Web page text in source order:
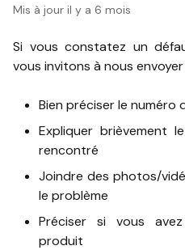
Mis à jour il y a 6 mois
Si vous constatez un
vous invitons à nous
Bien préciser le numéro
Expliquer brièvement
rencontré
Joindre des photos/
le problème
Préciser si vous
produit